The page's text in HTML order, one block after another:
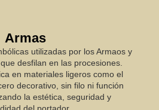
Armas
utilizadas por los Armaos y
desfilan en las procesiones.
en materiales ligeros como el
decorativo, sin filo ni función
la estética, seguridad y